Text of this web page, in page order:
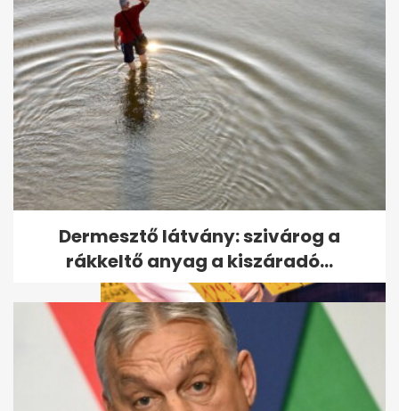
Orbán Ráhel publikussá tette
Instagramját
Dermesztő látvány: szivárog a
rákkeltő anyag a kiszáradó...